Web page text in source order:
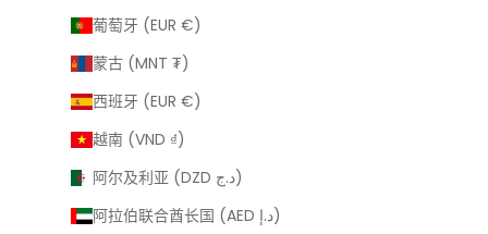
葡萄牙 (EUR €)
蒙古 (MNT ₮)
西班牙 (EUR €)
越南 (VND ₫)
阿尔及利亚 (DZD د.ج)
阿拉伯联合酋长国 (AED د.إ)